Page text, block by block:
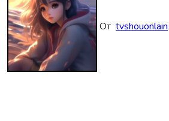
От tvshouonlain